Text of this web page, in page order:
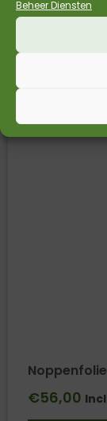
Beheer Diensten
€56,00